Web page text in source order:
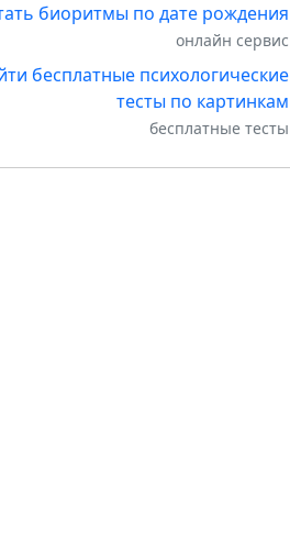
биоритмы по дате рождения
онлайн сервис
бесплатные психологические
тесты по картинкам
бесплатные тесты